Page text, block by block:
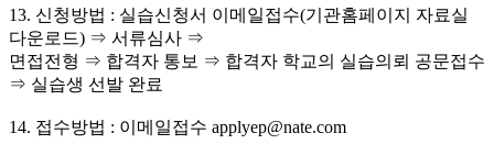
13. 신청방법 : 실습신청서 이메일접수(기관홈페이지 자료실
다운로드) ⇒ 서류심사 ⇒
면접전형 ⇒ 합격자 통보 ⇒ 합격자 학교의 실습의뢰 공문접수
⇒ 실습생 선발 완료
14. 접수방법 : 이메일접수 applyep@nate.com